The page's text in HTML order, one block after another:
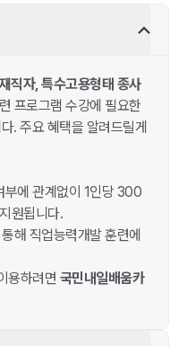
직자, 특수고용형태 종사
프로그램 수강에 필요한
. 주요 혜택을 알려드릴게
부에 관계없이 1인당 300
원됩니다.
해 직업능력개발 훈련에
용하려면 국민내일배움카